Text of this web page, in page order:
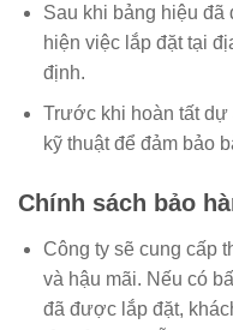
Sau khi bảng hiệu
hiện việc lắp đặt tại
định.
Trước khi hoàn tất dự
kỹ thuật để đảm bảo
Chính sách bảo
Công ty sẽ cung cấp
và hậu mãi. Nếu có
đã được lắp đặt,